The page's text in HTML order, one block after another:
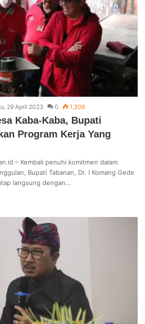
29 April 2023 0 1,306
Kaba-Kaba, Bupati
Program Kerja Yang
– Kembali penuhi komitmen dalam
Bupati Tabanan, Dr. I Komang Gede
langsung dengan…